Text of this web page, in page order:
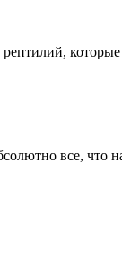
рептилий,
все, что